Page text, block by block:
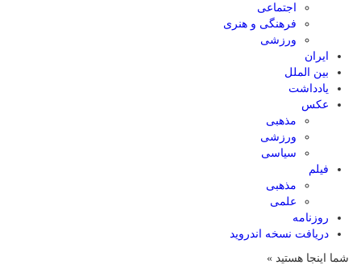
اجتماعی
فرهنگی و هنری
ورزشی
ایران
بین الملل
یادداشت
عکس
مذهبی
ورزشی
سیاسی
فیلم
مذهبی
علمی
روزنامه
دریافت نسخه اندروید
شما اینجا هستید »